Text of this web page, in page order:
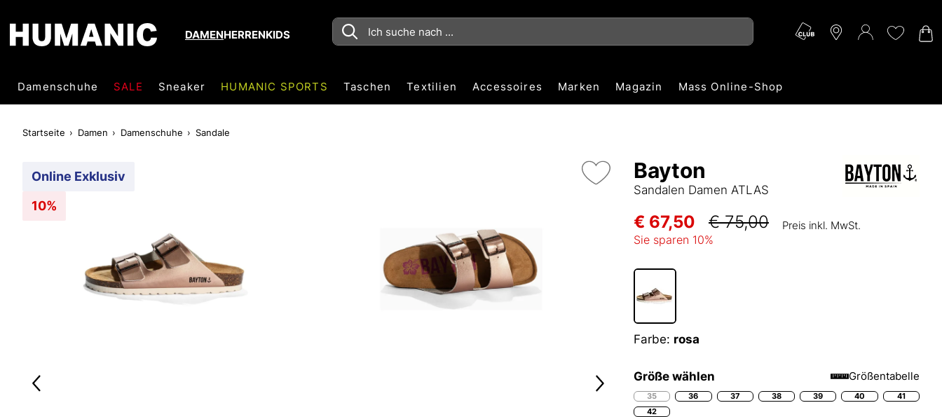
DAMENHERRENKIDS
Damenschuhe SALE Sneaker HUMANIC SPORTS Taschen Textilien Accessoires Marken Magazin Mass Online-Shop
Startseite Damen Damenschuhe Sandale
Online Exklusiv
10%
Bayton
Sandalen Damen ATLAS
€ 67,50 € 75,00 Preis inkl. MwSt.
Sie sparen 10%
Farbe: rosa
Größe wählen Größentabelle
35 36 37 38 39 40
41
42